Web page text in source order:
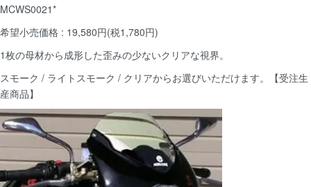
MCWS0021*
希望小売価格 : 19,580円(税1,780円)
1枚の母材から成形した歪みの少ないクリアな視界。
スモーク / ライトスモーク / クリアからお選びいただけます。【受注生
産商品】